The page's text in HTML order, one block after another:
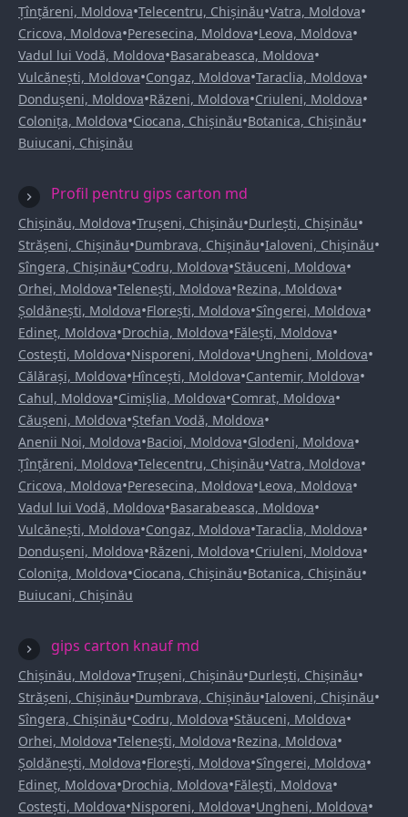
Țînțăreni, Moldova•Telecentru, Chișinău•Vatra, Moldova•
Cricova, Moldova•Peresecina, Moldova•Leova, Moldova•
Vadul lui Vodă, Moldova•Basarabeasca, Moldova•
Vulcănești, Moldova•Congaz, Moldova•Taraclia, Moldova•
Dondușeni, Moldova•Răzeni, Moldova•Criuleni, Moldova•
Colonița, Moldova•Ciocana, Chișinău•Botanica, Chișinău•
Buiucani, Chișinău
Profil pentru gips carton md
Chișinău, Moldova•Trușeni, Chișinău•Durlești, Chișinău•
Strășeni, Chișinău•Dumbrava, Chișinău•Ialoveni, Chișinău•
Sîngera, Chișinău•Codru, Moldova•Stăuceni, Moldova•
Orhei, Moldova•Telenești, Moldova•Rezina, Moldova•
Șoldănești, Moldova•Florești, Moldova•Sîngerei, Moldova•
Edineț, Moldova•Drochia, Moldova•Fălești, Moldova•
Costești, Moldova•Nisporeni, Moldova•Ungheni, Moldova•
Călărași, Moldova•Hîncești, Moldova•Cantemir, Moldova•
Cahul, Moldova•Cimișlia, Moldova•Comrat, Moldova•
Căușeni, Moldova•Ștefan Vodă, Moldova•
Anenii Noi, Moldova•Bacioi, Moldova•Glodeni, Moldova•
Țînțăreni, Moldova•Telecentru, Chișinău•Vatra, Moldova•
Cricova, Moldova•Peresecina, Moldova•Leova, Moldova•
Vadul lui Vodă, Moldova•Basarabeasca, Moldova•
Vulcănești, Moldova•Congaz, Moldova•Taraclia, Moldova•
Dondușeni, Moldova•Răzeni, Moldova•Criuleni, Moldova•
Colonița, Moldova•Ciocana, Chișinău•Botanica, Chișinău•
Buiucani, Chișinău
gips carton knauf md
Chișinău, Moldova•Trușeni, Chișinău•Durlești, Chișinău•
Strășeni, Chișinău•Dumbrava, Chișinău•Ialoveni, Chișinău•
Sîngera, Chișinău•Codru, Moldova•Stăuceni, Moldova•
Orhei, Moldova•Telenești, Moldova•Rezina, Moldova•
Șoldănești, Moldova•Florești, Moldova•Sîngerei, Moldova•
Edineț, Moldova•Drochia, Moldova•Fălești, Moldova•
Costești, Moldova•Nisporeni, Moldova•Ungheni, Moldova•